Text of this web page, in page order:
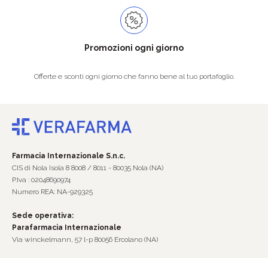
Promozioni ogni giorno
Offerte e sconti ogni giorno che fanno bene al tuo portafoglio.
Farmacia Internazionale S.n.c.
CIS di Nola Isola 8 8008 / 8011 - 80035 Nola (NA)
P.Iva : 02048690974
Numero REA: NA-929325
Sede operativa:
Parafarmacia Internazionale
Via winckelmann, 57 l-p 80056 Ercolano (NA)